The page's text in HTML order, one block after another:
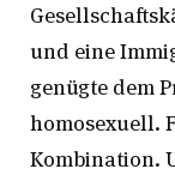
und eine
genügte dem
homosexuell.
Kombination.